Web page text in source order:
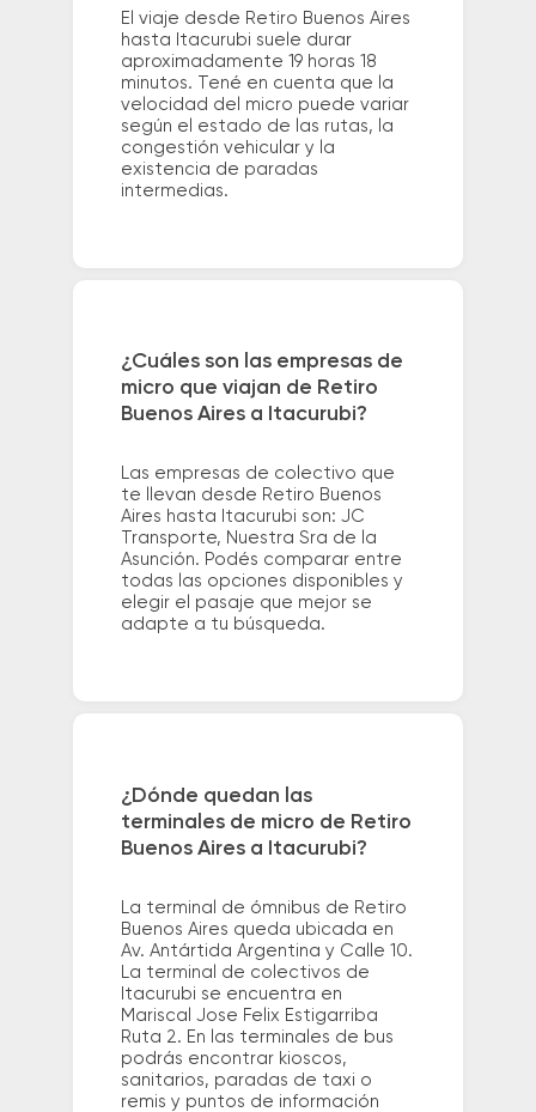
El viaje desde Retiro Buenos Aires
hasta Itacurubi suele durar
aproximadamente 19 horas 18
minutos. Tené en cuenta que la
velocidad del micro puede variar
según el estado de las rutas, la
congestión vehicular y la
existencia de paradas
intermedias.
¿Cuáles son las empresas de
micro que viajan de Retiro
Buenos Aires a Itacurubi?
Las empresas de colectivo que
te llevan desde Retiro Buenos
Aires hasta Itacurubi son: JC
Transporte, Nuestra Sra de la
Asunción. Podés comparar entre
todas las opciones disponibles y
elegir el pasaje que mejor se
adapte a tu búsqueda.
¿Dónde quedan las
terminales de micro de Retiro
Buenos Aires a Itacurubi?
La terminal de ómnibus de Retiro
Buenos Aires queda ubicada en
Av. Antártida Argentina y Calle 10.
La terminal de colectivos de
Itacurubi se encuentra en
Mariscal Jose Felix Estigarriba
Ruta 2. En las terminales de bus
podrás encontrar kioscos,
sanitarios, paradas de taxi o
remis y puntos de información